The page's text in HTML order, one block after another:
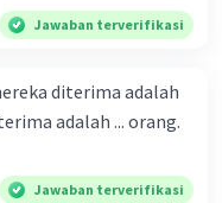
Jawaban terverifikasi
diterima adalah
adalah ... orang.
Jawaban terverifikasi